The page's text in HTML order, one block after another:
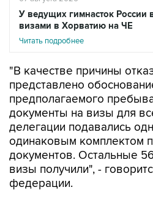
У ведущих гимнасток
визами в Хорватию на ЧЕ
Читать подробнее
"В качестве причины
представлено
предполагаемого
документы на визы для
делегации подавались
одинаковым комплектом
документов. Остальные
визы получили", -
федерации.